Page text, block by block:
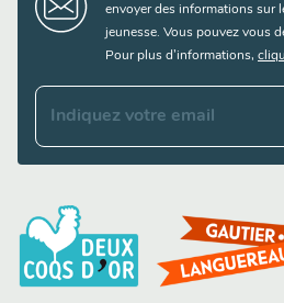
envoyer des informations sur
jeunesse. Vous pouvez vous
Pour plus d’informations,
Indiquez votre email